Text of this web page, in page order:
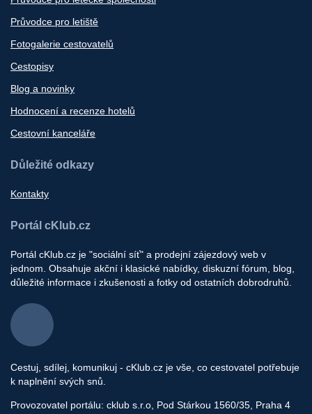
Průvodce pro letiště
Fotogalerie cestovatelů
Cestopisy
Blog a novinky
Hodnocení a recenze hotelů
Cestovní kanceláře
Důležité odkazy
Kontakty
Portál cKlub.cz
Portál cKlub.cz je "sociální síť" a prodejní zájezdový web v
jednom. Obsahuje akční i klasické nabídky, diskuzní fórum, blog,
důležité informace i zkušenosti a fotky od ostatních dobrodruhů.
Cestuj, sdílej, komunikuj - cKlub.cz je vše, co cestovatel potřebuje
k naplnění svých snů.
Provozovatel portálu: cklub s.r.o, Pod Stárkou 1560/35, Praha 4